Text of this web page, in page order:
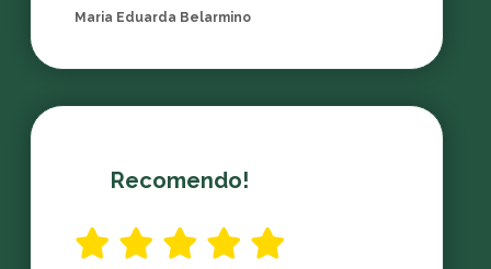
Maria Eduarda Belarmino
Recomendo!